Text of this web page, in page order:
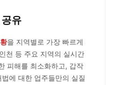
유
을 지역별로 가장 빠르게
천 등 주요 지역의 실시간
피해를 최소화하고, 갑작
에 대한 업주들만의 실질